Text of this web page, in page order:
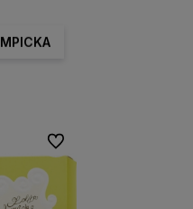
Do ulubionych